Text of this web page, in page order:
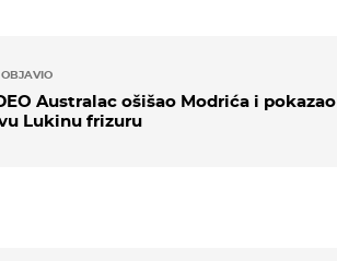
OBJAVIO
Australac ošišao Modrića i pokazao
Lukinu frizuru